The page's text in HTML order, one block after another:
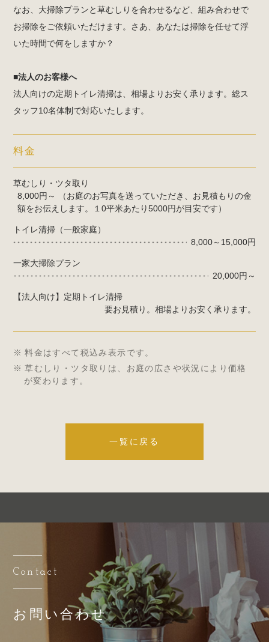
なお、大掃除プランと草むしりを合わせるなど、組み合わせで
お掃除をご依頼いただけます。さあ、あなたは掃除を任せて浮
いた時間で何をしますか？
■法人のお客様へ
法人向けの定期トイレ清掃は、相場よりお安く承ります。総ス
タッフ10名体制で対応いたします。
料金
草むしり・ツタ取り
8,000円～ （お庭のお写真を送っていただき、お見積もりの金
額をお伝えします。１0平米あたり5000円が目安です）
トイレ清掃（一般家庭）
8,000～15,000円
一家大掃除プラン
20,000円～
【法人向け】定期トイレ清掃
要お見積り。相場よりお安く承ります。
料金はすべて税込み表示です。
草むしり・ツタ取りは、お庭の広さや状況により価格
が変わります。
一覧に戻る
Contact
お問い合わせ